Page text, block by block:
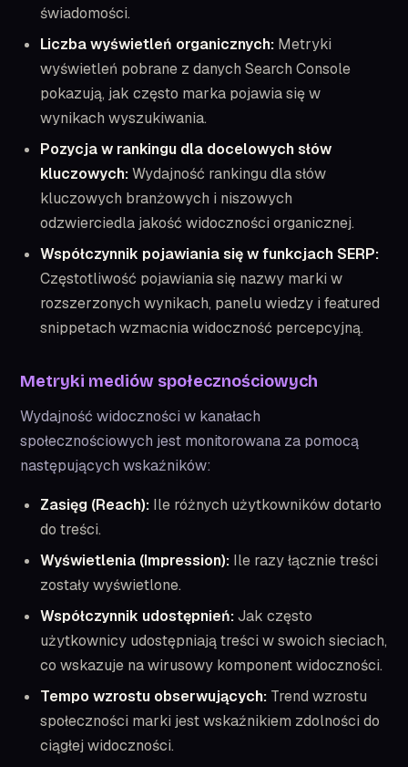
świadomości.
Liczba wyświetleń organicznych: Metryki
wyświetleń pobrane z danych Search Console
pokazują, jak często marka pojawia się w
wynikach wyszukiwania.
Pozycja w rankingu dla docelowych słów
kluczowych:Wydajność rankingu dla słów
kluczowych branżowych i niszowych
odzwierciedla jakość widoczności organicznej.
Współczynnik pojawiania się w funkcjach SERP:
Częstotliwość pojawiania się nazwy marki w
rozszerzonych wynikach, panelu wiedzy i featured
snippetach wzmacnia widoczność percepcyjną.
Metryki mediów społecznościowych
Wydajność widoczności w kanałach
społecznościowych jest monitorowana za pomocą
następujących wskaźników:
Zasięg (Reach): Ile różnych użytkowników dotarło
do treści.
Wyświetlenia (Impression): Ile razy łącznie treści
zostały wyświetlone.
Współczynnik udostępnień:Jak często
użytkownicy udostępniają treści w swoich sieciach,
co wskazuje na wirusowy komponent widoczności.
Tempo wzrostu obserwujących: Trend wzrostu
społeczności marki jest wskaźnikiem zdolności do
ciągłej widoczności.